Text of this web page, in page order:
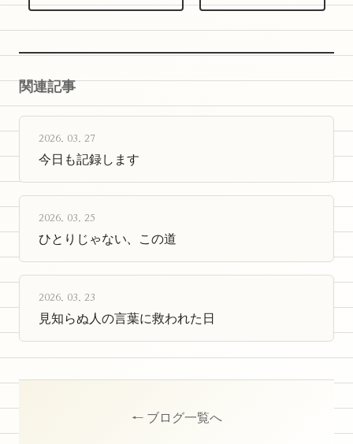
関連記事
2026. 03. 27
今日も記録します
2026. 03. 25
ひとりじゃない、この道
2026. 03. 23
見知らぬ人の言葉に救われた日
← ブログ一覧へ